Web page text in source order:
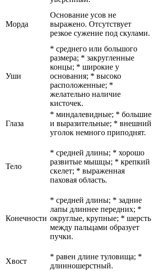
Морда
Основание усов не
выражено. Отсутствует
резкое сужение под скулами.
Уши
* среднего или большого
размера; * закругленные
концы; * широкие у
основания; * высоко
расположенные; *
желательно наличие
кисточек.
Глаза
* миндалевидные; * большие
и выразительные; * внешний
уголок немного приподнят.
Тело
* средней длины; * хорошо
развитые мышцы; * крепкий
скелет; * выраженная
паховая область.
Конечности
* средней длины; * задние
лапы длиннее передних; *
округлые, крупные; * шерсть
между пальцами образует
пучки.
Хвост
* равен длине туловища; *
длинношерстный.